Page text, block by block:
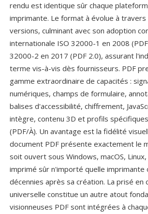
rendu est identique sûr chaque
imprimante. Le format à évolue à
versions, culminant avec son adoption
internationale ISO 32000-1 en 2008
32000-2 en 2017 (PDF 2.0), assurant
terme vis-à-vis dès fournisseurs. PDF
gamme extraordinaire de capacités :
numériques, champs de formulaire,
balises d'accessibilité, chiffrement,
intègre, contenu 3D et profils
(PDF/À). Un avantage est la fidélité
document PDF présente exactement le
soit ouvert sous Windows, macOS, Linux,
imprimé sûr n'importé quelle imprimante
décennies après sa création. La prisé en
universelle constitue un autre atout
visionneuses PDF sont intégrées à